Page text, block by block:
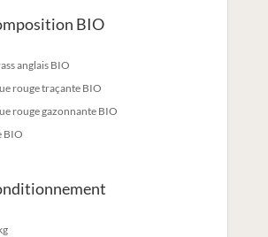
BIO
anglais BIO
rouge traçante BIO
rouge gazonnante BIO
BIO